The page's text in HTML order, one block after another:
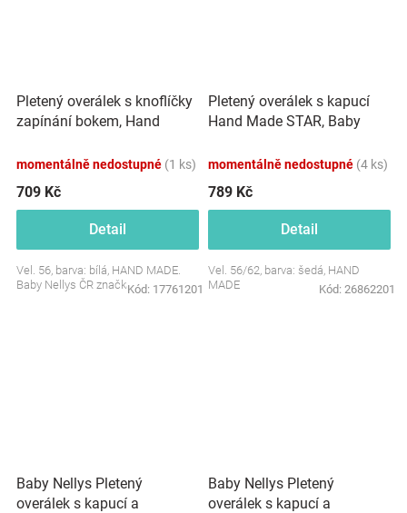
Pletený overálek s knoflíčky
zapínání bokem, Hand
momentálně nedostupné (1 ks)
709 Kč
Detail
Vel. 56, barva: bílá, HAND MADE.
Baby Nellys ČR značkaKód: 17761201
Pletený overálek s kapucí
Hand Made STAR, Baby
momentálně nedostupné (4 ks)
789 Kč
Detail
Vel. 56/62, barva: šedá, HAND
MADE
Kód: 26862201
Baby Nellys Pletený
overálek s kapucí a
Baby Nellys Pletený
overálek s kapucí a